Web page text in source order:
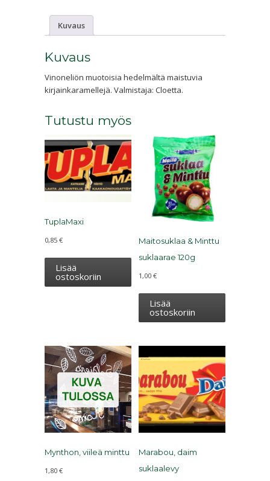
Kuvaus
Kuvaus
Vinoneliön muotoisia hedelmältä maistuvia
kirjainkaramellejä. Valmistaja: Cloetta.
Tutustu myös
TuplaMaxi
0,85 €
Lisää
ostoskoriin
Maitosuklaa & Minttu
suklaarae 120g
1,00 €
Lisää
ostoskoriin
Mynthon, viileä minttu
1,80 €
Marabou, daim
suklaalevy